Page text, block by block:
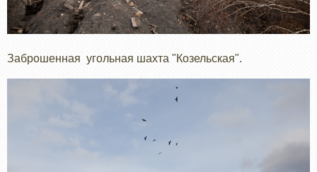
Заброшенная угольная шахта "Козельская".